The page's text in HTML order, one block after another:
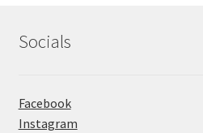
Socials
Facebook
Instagram